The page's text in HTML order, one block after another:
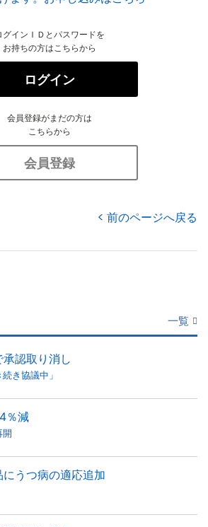
グインＩＤとパスワードを
お持ちの方はこちらから
ログイン
会員登録がまだの方は
こちらから
会員登録
前のページへ戻る
一覧
認取り消し
き協議中」
％減
開
うつ病の適応追加